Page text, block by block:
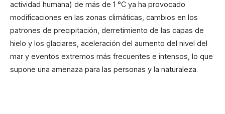
actividad humana) de más de 1 °C ya ha provocado
modificaciones en las zonas climáticas, cambios en los
patrones de precipitación, derretimiento de las capas de
hielo y los glaciares, aceleración del aumento del nivel del
mar y eventos extremos más frecuentes e intensos, lo que
supone una amenaza para las personas y la naturaleza.